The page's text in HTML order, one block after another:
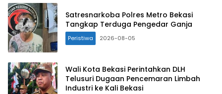
Satresnarkoba Polres Metro Bekasi
Tangkap Terduga Pengedar Ganja
Peristiwa 2026-08-05
Wali Kota Bekasi Perintahkan DLH
Telusuri Dugaan Pencemaran Limbah
Industri ke Kali Bekasi